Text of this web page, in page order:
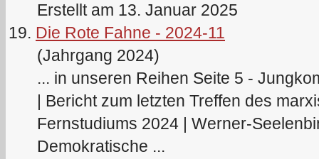
Erstellt am 13. Januar 2025
19. Die Rote Fahne - 2024-11
(Jahrgang 2024)
... in unseren Reihen Seite 5 -
| Bericht zum letzten Treffen des
Fernstudiums 2024 | Werner-
Demokratische ...